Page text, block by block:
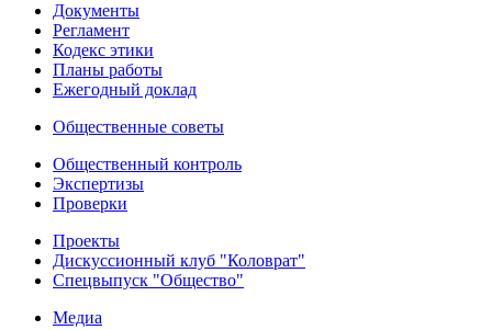
Документы
Регламент
Кодекс этики
Планы работы
Ежегодный доклад
Общественные советы
Общественный контроль
Экспертизы
Проверки
Проекты
Дискуссионный клуб "Коловрат"
Спецвыпуск "Общество"
Медиа